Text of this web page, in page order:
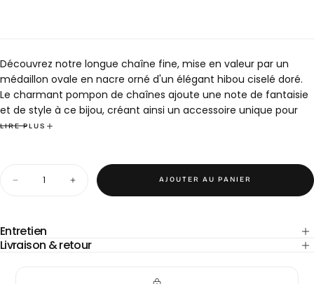
Découvrez notre longue chaîne fine, mise en valeur par un
médaillon ovale en nacre orné d'un élégant hibou ciselé doré.
Le charmant pompon de chaînes ajoute une note de fantaisie
et de style à ce bijou, créant ainsi un accessoire unique pour
compléter parfaitement votre look avec une touche de
- Longueur de la chaine : 90 cm
Découvrir toute la collection de bijoux >>
LIRE PLUS
Diminuer
Collier
Hibou
nacre
Augmenter
nacre
AJOUTER AU PANIER
Entretien
Livraison & retour